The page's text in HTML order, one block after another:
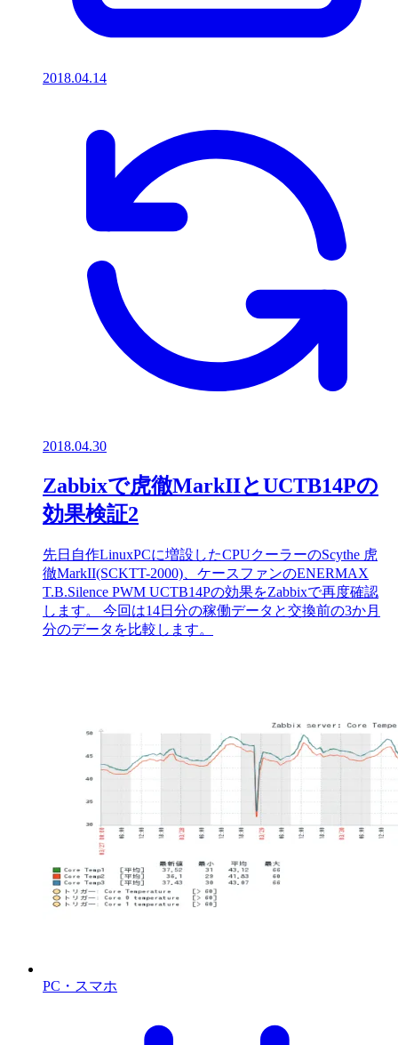
2018.04.14
2018.04.30
Zabbixで虎徹MarkIIとUCTB14Pの
効果検証2
先日自作LinuxPCに増設したCPUクーラーのScythe 虎
徹MarkII(SCKTT-2000)、ケースファンのENERMAX
T.B.Silence PWM UCTB14Pの効果をZabbixで再度確認
します。 今回は14日分の稼働データと交換前の3か月
分のデータを比較します。
PC・スマホ